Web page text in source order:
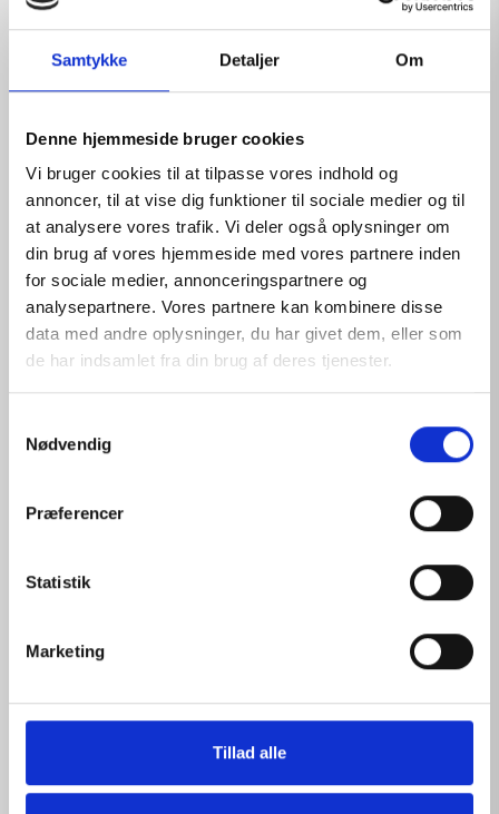
Samtykke Detaljer Om
Denne hjemmeside bruger cookies
Vi bruger cookies til at tilpasse vores indhold og
annoncer, til at vise dig funktioner til sociale medier og til
at analysere vores trafik. Vi deler også oplysninger om
din brug af vores hjemmeside med vores partnere inden
for sociale medier, annonceringspartnere og
analysepartnere. Vores partnere kan kombinere disse
data med andre oplysninger, du har givet dem, eller som
de har indsamlet fra din brug af deres tjenester.
Nødvendig
Præferencer
Statistik
Marketing
Tillad alle
PHYSIOLOGICAL SOLUTION REFILL 16